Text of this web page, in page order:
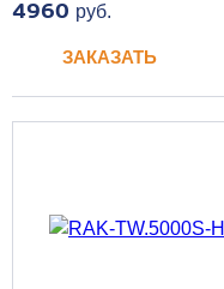
4960 руб.
ЗАКАЗАТЬ